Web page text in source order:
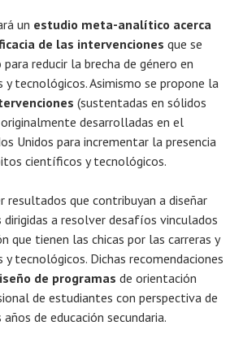
un estudio meta-analítico acerca
de las intervenciones que se
reducir la brecha de género en
tecnológicos. Asimismo se propone la
(sustentadas en sólidos
desarrolladas en el
Unidos para incrementar la presencia
científicos y tecnológicos.
resultados que contribuyan a diseñar
dirigidas a resolver desafíos vinculados
que tienen las chicas por las carreras y
tecnológicos. Dichas recomendaciones
de programas de orientación
de estudiantes con perspectiva de
de educación secundaria.